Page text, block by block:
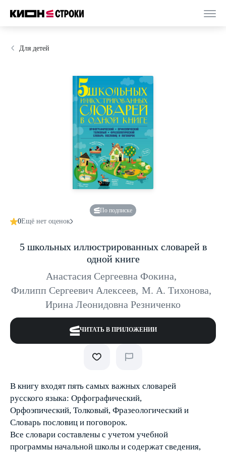
Для детей
По подписке
0Ещё нет оценок
5 школьных иллюстрированных словарей в
одной книге
Анастасия Сергеевна Фокина,
Филипп Сергеевич Алексеев, М. А. Тихонова,
Ирина Леонидовна Резниченко
ЧИТАТЬ В ПРИЛОЖЕНИИ
В книгу входят пять самых важных словарей
русского языка: Орфографический,
Орфоэпический, Толковый, Фразеологический и
Словарь пословиц и поговорок.
Все словари составлены с учетом учебной
программы начальной школы и содержат сведения,